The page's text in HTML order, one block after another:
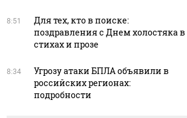
8:51
Для тех, кто в поиске:
поздравления с Днем холостяка в
стихах и прозе
8:34
Угрозу атаки БПЛА объявили в
российских регионах:
подробности